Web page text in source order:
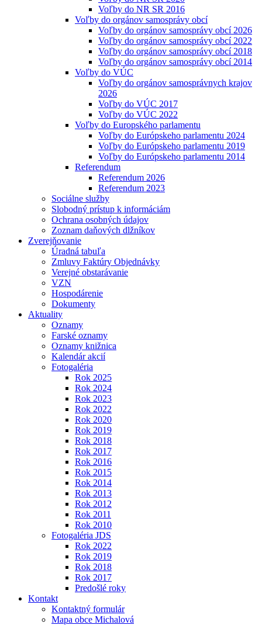
Voľby do NR SR 2016
Voľby do orgánov samosprávy obcí
Voľby do orgánov samosprávy obcí 2026
Voľby do orgánov samosprávy obcí 2022
Voľby do orgánov samosprávy obcí 2018
Voľby do orgánov samosprávy obcí 2014
Voľby do VÚC
Voľby do orgánov samosprávnych krajov
2026
Voľby do VÚC 2017
Voľby do VÚC 2022
Voľby do Europského parlamentu
Voľby do Európskeho parlamentu 2024
Voľby do Európskeho parlamentu 2019
Voľby do Európskeho parlamentu 2014
Referendum
Referendum 2026
Referendum 2023
Sociálne služby
Slobodný prístup k informáciám
Ochrana osobných údajov
Zoznam daňových dlžníkov
Zverejňovanie
Úradná tabuľa
Zmluvy Faktúry Objednávky
Verejné obstarávanie
VZN
Hospodárenie
Dokumenty
Aktuality
Oznamy
Farské oznamy
Oznamy knižnica
Kalendár akcií
Fotogaléria
Rok 2025
Rok 2024
Rok 2023
Rok 2022
Rok 2020
Rok 2019
Rok 2018
Rok 2017
Rok 2016
Rok 2015
Rok 2014
Rok 2013
Rok 2012
Rok 2011
Rok 2010
Fotogaléria JDS
Rok 2022
Rok 2019
Rok 2018
Rok 2017
Predošlé roky
Kontakt
Kontaktný formulár
Mapa obce Michalová